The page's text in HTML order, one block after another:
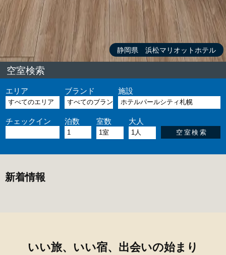
静岡県 浜松マリオットホテル
空室検索
エリア ブランド 施設
チェックイン 泊数 室数 大人
新着情報
いい旅、いい宿、出会いの始まり